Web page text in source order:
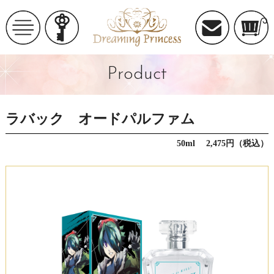
Product
ラバック オードパルファム
50ml 2,475円（税込）